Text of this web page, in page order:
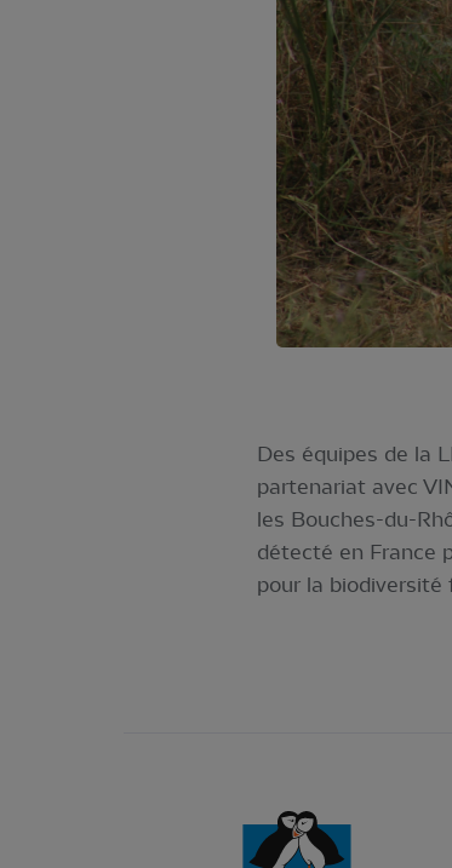
Des équipes de la
partenariat avec
les Bouches-du-
détecté en France
pour la biodiversité